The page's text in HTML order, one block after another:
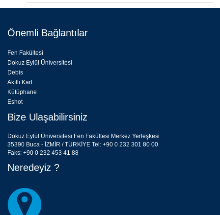
Önemli Bağlantılar
Fen Fakültesi
Dokuz Eylül Üniversitesi
Debis
Akıllı Kart
Kütüphane
Eshot
Bize Ulaşabilirsiniz
Dokuz Eylül Üniversitesi Fen Fakültesi Merkez Yerleşkesi
35390 Buca - İZMİR / TÜRKİYE Tel: +90 0 232 301 80 00
Faks: +90 0 232 453 41 88
Neredeyiz ?